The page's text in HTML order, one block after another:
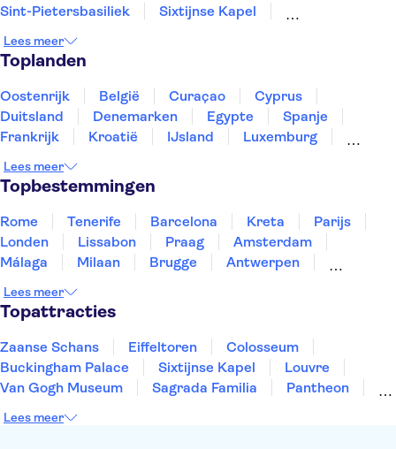
Sint-Pietersbasiliek
Sixtijnse Kapel
Amalfikust
Catacomben van Rome
Murano en Burano
Lees meer
Toplanden
Oostenrijk België Curaçao
Cyprus
Duitsland
Denemarken Egypte
Spanje
Frankrijk
Kroatië IJsland
Luxemburg
Slovenië
Thailand
Lees meer
Topbestemmingen
Rome Tenerife Barcelona Kreta
Parijs
Londen
Lissabon Praag
Amsterdam
Málaga
Milaan Brugge
Antwerpen
Eindhoven
Lees meer
Topattracties
Zaanse Schans Eiffeltoren
Colosseum
Buckingham Palace
Sixtijnse Kapel
Louvre
Van Gogh Museum
Sagrada Familia
Pantheon
Keukenhof
Lees meer